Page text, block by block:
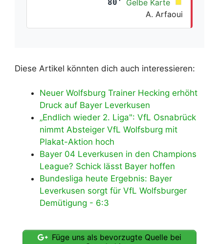
80'
Gelbe Karte
A. Arfaoui
Diese Artikel könnten dich auch interessieren:
Neuer Wolfsburg Trainer Hecking erhöht
Druck auf Bayer Leverkusen
„Endlich wieder 2. Liga": VfL Osnabrück
nimmt Absteiger VfL Wolfsburg mit
Plakat-Aktion hoch
Bayer 04 Leverkusen in den Champions
League? Schick lässt Bayer hoffen
Bundesliga heute Ergebnis: Bayer
Leverkusen sorgt für VfL Wolfsburger
Demütigung - 6:3
Füge uns als bevorzugte Quelle bei